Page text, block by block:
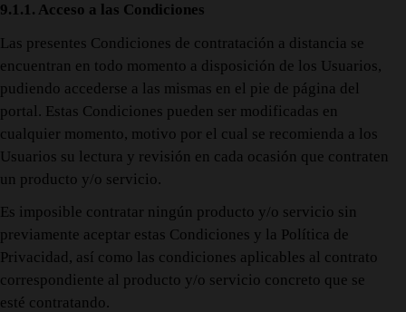
9.1.1. Acceso a las Condiciones
Las presentes Condiciones de contratación a distancia se
encuentran en todo momento a disposición de los Usuarios,
pudiendo accederse a las mismas en el pie de página del
portal. Estas Condiciones pueden ser modificadas en
cualquier momento, motivo por el cual se recomienda a los
Usuarios su lectura y revisión en cada ocasión que contraten
un producto y/o servicio.
Es imposible contratar ningún producto y/o servicio sin
previamente aceptar estas Condiciones y la Política de
Privacidad, así como las condiciones aplicables al contrato
correspondiente al producto y/o servicio concreto que se
esté contratando.